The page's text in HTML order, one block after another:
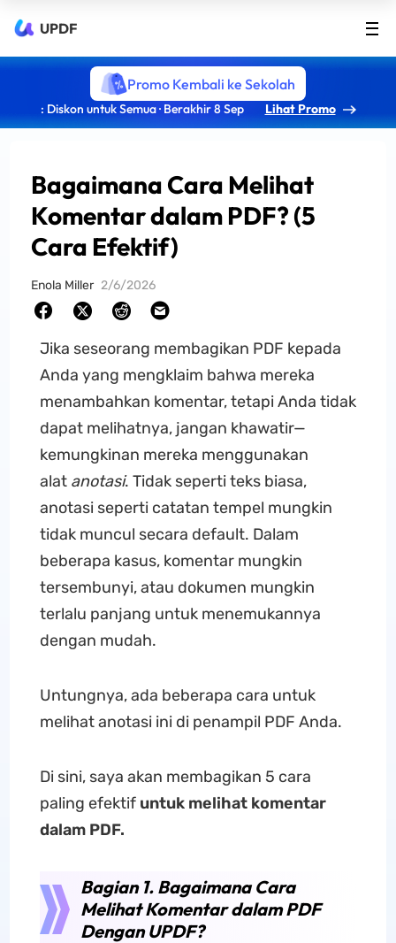
UPDF
Promo Kembali ke Sekolah
: Diskon untuk Semua · Berakhir 8 Sep Lihat Promo
Bagaimana Cara Melihat
Komentar dalam PDF? (5
Cara Efektif)
Enola Miller 2/6/2026
Jika seseorang membagikan PDF kepada
Anda yang mengklaim bahwa mereka
menambahkan komentar, tetapi Anda tidak
dapat melihatnya, jangan khawatir—
kemungkinan mereka menggunakan
alat anotasi. Tidak seperti teks biasa,
anotasi seperti catatan tempel mungkin
tidak muncul secara default. Dalam
beberapa kasus, komentar mungkin
tersembunyi, atau dokumen mungkin
terlalu panjang untuk menemukannya
dengan mudah.
Untungnya, ada beberapa cara untuk
melihat anotasi ini di penampil PDF Anda.
Di sini, saya akan membagikan 5 cara
paling efektif untuk melihat komentar
dalam PDF.
Bagian 1. Bagaimana Cara
Melihat Komentar dalam PDF
Dengan UPDF?